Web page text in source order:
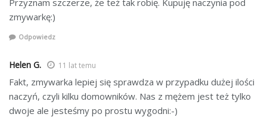
Przyznam szczerze, że też tak robię. Kupuję naczynia pod
zmywarkę:)
Odpowiedz
Helen G. 11 lat temu
Fakt, zmywarka lepiej się sprawdza w przypadku dużej ilości
naczyń, czyli kilku domowników. Nas z mężem jest też tylko
dwoje ale jesteśmy po prostu wygodni:-)